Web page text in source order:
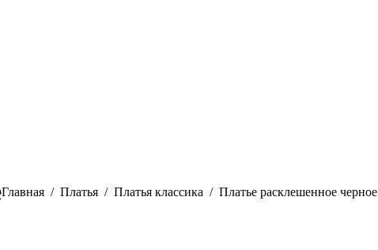
Вы здесь:
Главная Платья Платья классика Платье расклешенное черное